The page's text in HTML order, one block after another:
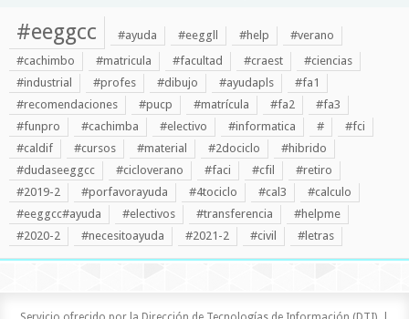
#eeggcc #ayuda #eeggll #help
#verano
#cachimbo
#matricula #facultad #craest
#ciencias
#industrial
#profes #dibujo #ayudapls
#fa1
#recomendaciones
#pucp #matrícula #fa2
#fa3
#funpro
#cachimba #electivo #informatica #
#fci
#caldif
#cursos #material #2dociclo
#hibrido
#dudaseeggcc
#cicloverano #faci #cfil
#retiro
#2019-2
#porfavorayuda #4tociclo #cal3
#calculo
#eeggcc#ayuda
#electivos #transferencia
#helpme
#2020-2
#necesitoayuda #2021-2 #civil #letras